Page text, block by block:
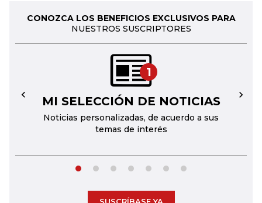
CONOZCA LOS BENEFICIOS EXCLUSIVOS PARA
NUESTROS SUSCRIPTORES
1
MI SELECCIÓN DE NOTICIAS
Noticias personalizadas, de acuerdo a sus
temas de interés
← →